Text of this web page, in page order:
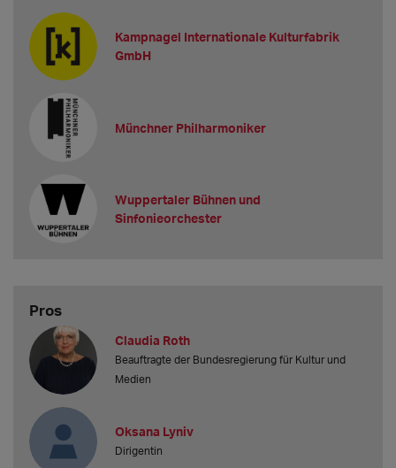
Kampnagel Internationale Kulturfabrik
GmbH
Münchner Philharmoniker
Wuppertaler Bühnen und
Sinfonieorchester
Pros
Claudia Roth
Beauftragte der Bundesregierung für Kultur und
Medien
Oksana Lyniv
Dirigentin